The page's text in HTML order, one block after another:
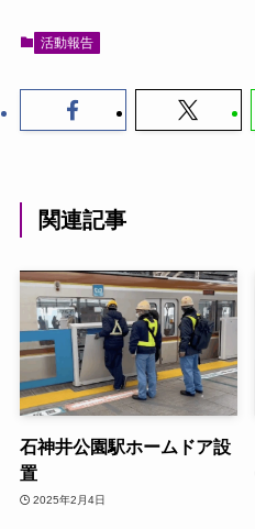
活動報告
関連記事
石神井公園駅ホームドア設
置
2025年2月4日